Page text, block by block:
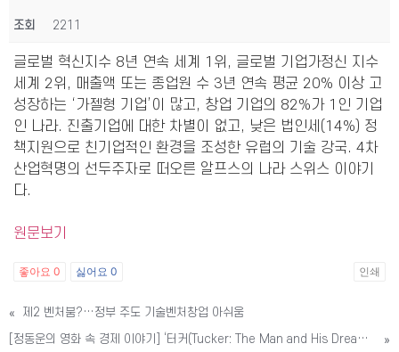
조회 2211
글로벌 혁신지수 8년 연속 세계 1위, 글로벌 기업가정신 지수
세계 2위, 매출액 또는 종업원 수 3년 연속 평균 20% 이상 고
성장하는 ‘가젤형 기업’이 많고, 창업 기업의 82%가 1인 기업
인 나라. 진출기업에 대한 차별이 없고, 낮은 법인세(14%) 정
책지원으로 친기업적인 환경을 조성한 유럽의 기술 강국. 4차
산업혁명의 선두주자로 떠오른 알프스의 나라 스위스 이야기
다.
원문보기
좋아요 0 싫어요 0 인쇄
«
제2 벤처붐?…정부 주도 기술벤처창업 아쉬움
[정동운의 영화 속 경제 이야기] ‘터커(Tucker: The Man and His Dream, 1988)’와 기업가 정신
»